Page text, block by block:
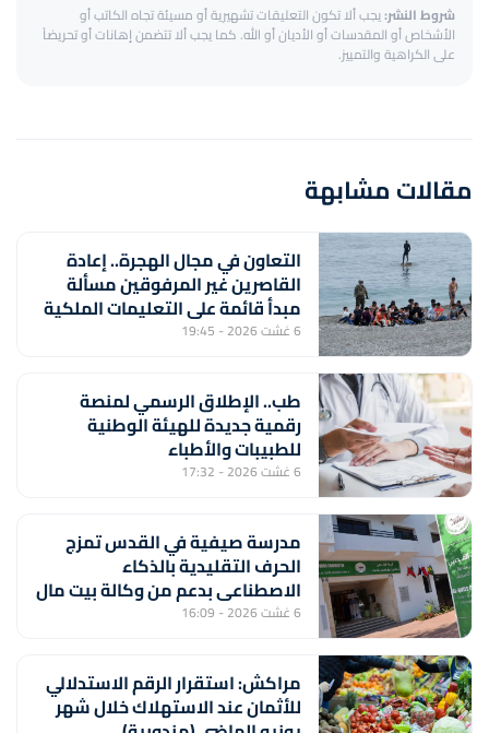
شروط النشر:يجب ألا تكون التعليقات تشهيرية أو مسيئة تجاه الكاتب أو
الأشخاص أو المقدسات أو الأديان أو الله. كما يجب ألا تتضمن إهانات أو تحريضاً
على الكراهية والتمييز.
مقالات مشابهة
التعاون في مجال الهجرة.. إعادة
القاصرين غير المرفوقين مسألة
مبدأ قائمة على التعليمات الملكية
السامية (مصدر دبلوماسي)
6 غشت 2026 - 19:45
طب.. الإطلاق الرسمي لمنصة
رقمية جديدة للهيئة الوطنية
للطبيبات والأطباء
6 غشت 2026 - 17:32
مدرسة صيفية في القدس تمزج
الحرف التقليدية بالذكاء
الاصطناعي بدعم من وكالة بيت مال
القدس الشريف
6 غشت 2026 - 16:09
مراكش: استقرار الرقم الاستدلالي
للأثمان عند الاستهلاك خلال شهر